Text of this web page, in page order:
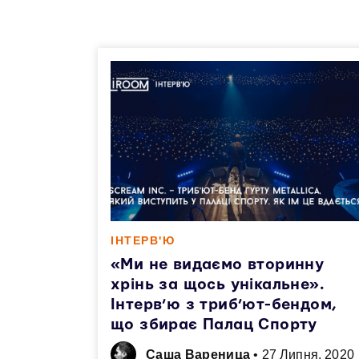
ІНТЕРВ'Ю
«Ми не видаємо вторинну
хрінь за щось унікальне».
Інтерв’ю з триб’ют-бендом,
що збирає Палац Спорту
Саша Вареница • 27 Липня, 2020